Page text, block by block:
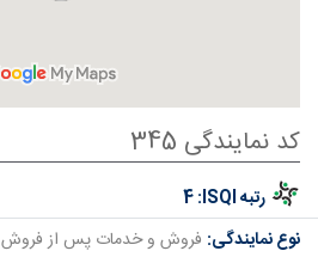
کد نمایندگی 345
رتبه ISQI:
4
نوع نمایندگی: فروش و خدمات پس از فروش